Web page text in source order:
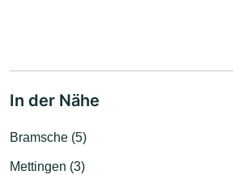
In der Nähe
Bramsche (5)
Mettingen (3)